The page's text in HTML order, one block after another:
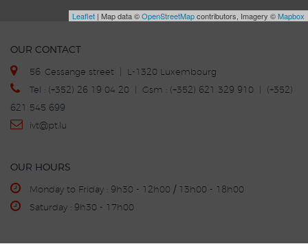
Leaflet | Map data ©OpenStreetMapcontributors, Imagery ©Mapbox
OUR CONTACT
56, Cessange street | L-1320 Luxembourg
Tel : (+352) 26 19 04 20 | Gsm : (+352) 621 329 910 | (+352)
621 545 699
ivt@pt.lu
OUR HOURS
Monday to Friday : 9h30 - 12h00 / 13h00 - 18h00
Saturday : 9h30 - 17h00